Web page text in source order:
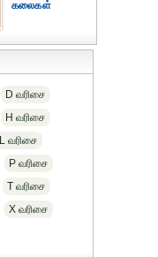
கலைகள்
D வரிசை
H வரிசை
L வரிசை
P வரிசை
T வரிசை
X வரிசை